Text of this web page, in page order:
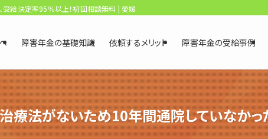
給決定率95％以上！初回相談無料 | 愛媛・松山障害年金相談センター
障害年金の基礎知識 依頼するメリット 障害年金の受給事例
療法がないため10年間通院していなか